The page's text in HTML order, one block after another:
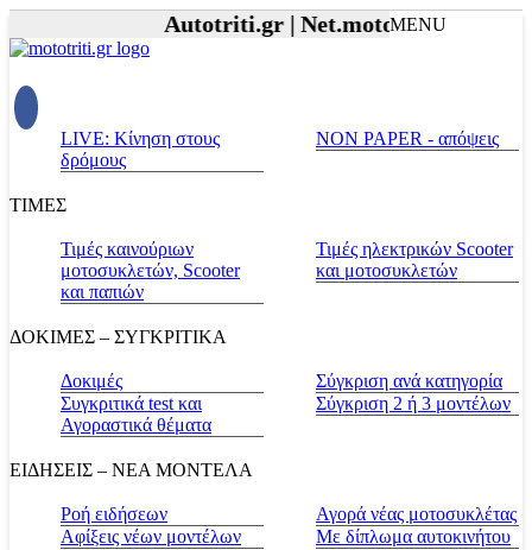
Autotriti.gr | Net.mototriti.gr |
MENU
LIVE: Κίνηση στους
δρόμους
NON PAPER - απόψεις
ΤΙΜΕΣ
Τιμές καινούριων
μοτοσυκλετών, Scooter
και παπιών
Τιμές ηλεκτρικών Scooter
και μοτοσυκλετών
ΔΟΚΙΜΕΣ – ΣΥΓΚΡΙΤΙΚΑ
Δοκιμές
Συγκριτικά test και
Αγοραστικά θέματα
Σύγκριση ανά κατηγορία
Σύγκριση 2 ή 3 μοντέλων
ΕΙΔΗΣΕΙΣ – ΝΕΑ ΜΟΝΤΕΛΑ
Ροή ειδήσεων
Αφίξεις νέων μοντέλων
Αγορά νέας μοτοσυκλέτας
Με δίπλωμα αυτοκινήτου